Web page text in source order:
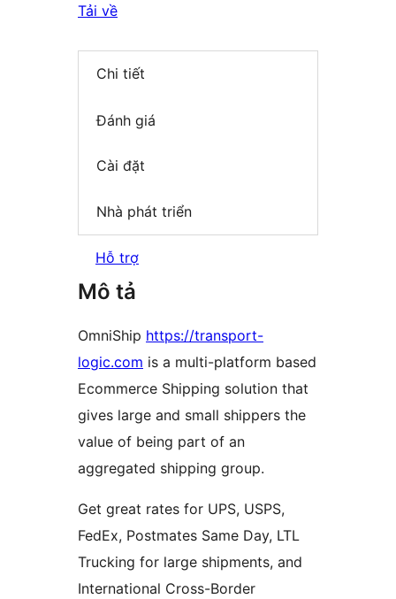
Tải về
Chi tiết
Đánh giá
Cài đặt
Nhà phát triển
Hỗ trợ
Mô tả
OmniShip https://transport-
logic.com is a multi-platform based
Ecommerce Shipping solution that
gives large and small shippers the
value of being part of an
aggregated shipping group.
Get great rates for UPS, USPS,
FedEx, Postmates Same Day, LTL
Trucking for large shipments, and
International Cross-Border